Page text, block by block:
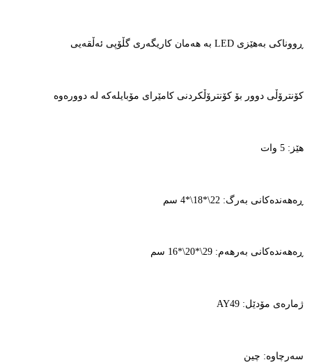
ڕووناکی بەهێزی LED بە هەمان کاریگەری گڵۆپی ئەڵقەیی
کۆنترۆڵی دوور بۆ کۆنترۆڵکردنی کامێرای مۆبایلەکە لە دوورەوە
هێز: 5 وات
ڕەهەندەکانی بەرگ: 22\*18\*4 سم
ڕەهەندەکانی بەرهەم: 29\*20\*16 سم
ژمارەی مۆدێل: AY49
سەرچاوە: چین